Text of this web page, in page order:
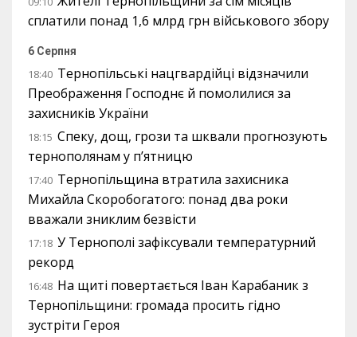
сплатили понад 1,6 млрд грн військового збору
6 Серпня
18:40 Тернопільські нацгвардійці відзначили
Преображення Господнє й помолилися за
захисників України
18:15 Спеку, дощ, грози та шквали прогнозують
тернополянам у п’ятницю
17:40 Тернопільщина втратила захисника
Михайла Скоробогатого: понад два роки
вважали зниклим безвісти
17:18 У Тернополі зафіксували температурний
рекорд
16:48 На щиті повертається Іван Карабаник з
Тернопільщини: громада просить гідно
зустріти Героя